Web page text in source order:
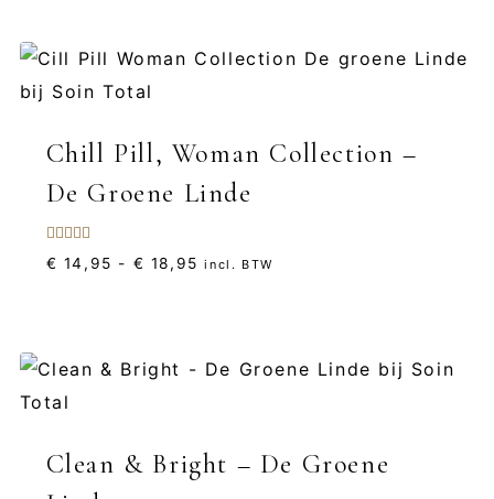
Chill Pill, Woman Collection –
De Groene Linde
Gewaardeerd
5.00
€ 14,95 - € 18,95 Prijsklasse:
incl. BTW
Clean & Bright – De Groene